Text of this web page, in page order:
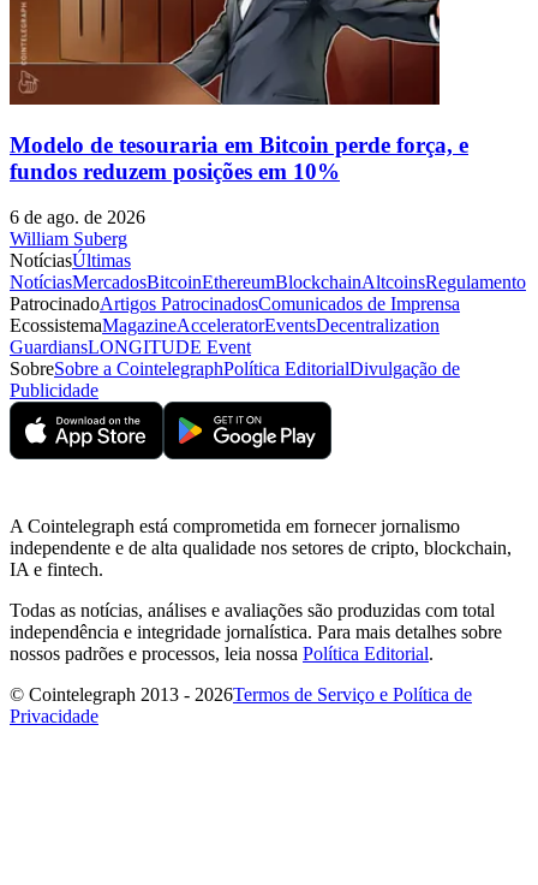
Modelo de tesouraria em Bitcoin perde força, e
fundos reduzem posições em 10%
6 de ago. de 2026
William Suberg
NotíciasÚltimas
NotíciasMercadosBitcoinEthereumBlockchainAltcoinsRegulamento
PatrocinadoArtigos PatrocinadosComunicados de Imprensa
EcossistemaMagazineAcceleratorEventsDecentralization
GuardiansLONGITUDE Event
SobreSobre a CointelegraphPolítica EditorialDivulgação de
Publicidade
A Cointelegraph está comprometida em fornecer jornalismo
independente e de alta qualidade nos setores de cripto, blockchain,
IA e fintech.
Todas as notícias, análises e avaliações são produzidas com total
independência e integridade jornalística. Para mais detalhes sobre
nossos padrões e processos, leia nossa Política Editorial.
© Cointelegraph 2013 - 2026Termos de Serviço e Política de
Privacidade